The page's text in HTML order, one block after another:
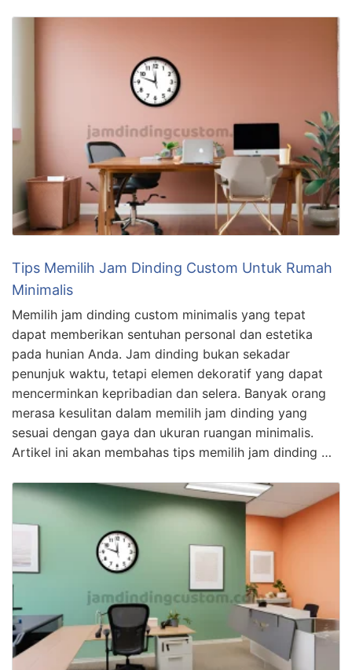
Tips Memilih Jam Dinding Custom Untuk Rumah
Minimalis
Memilih jam dinding custom minimalis yang tepat
dapat memberikan sentuhan personal dan estetika
pada hunian Anda. Jam dinding bukan sekadar
penunjuk waktu, tetapi elemen dekoratif yang dapat
mencerminkan kepribadian dan selera. Banyak orang
merasa kesulitan dalam memilih jam dinding yang
sesuai dengan gaya dan ukuran ruangan minimalis.
Artikel ini akan membahas tips memilih jam dinding …